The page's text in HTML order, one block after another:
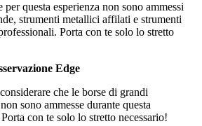
per questa esperienza non sono ammessi
strumenti metallici affilati e strumenti
Porta con te solo lo stretto
Edge
che le borse di grandi
sono ammesse durante questa
con te solo lo stretto necessario!